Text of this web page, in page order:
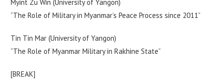
Myint Zu Win (University of Yangon)
“The Role of Military in Myanmar’s Peace Process since 2011”
Tin Tin Mar (University of Yangon)
“The Role of Myanmar Military in Rakhine State”
[BREAK]